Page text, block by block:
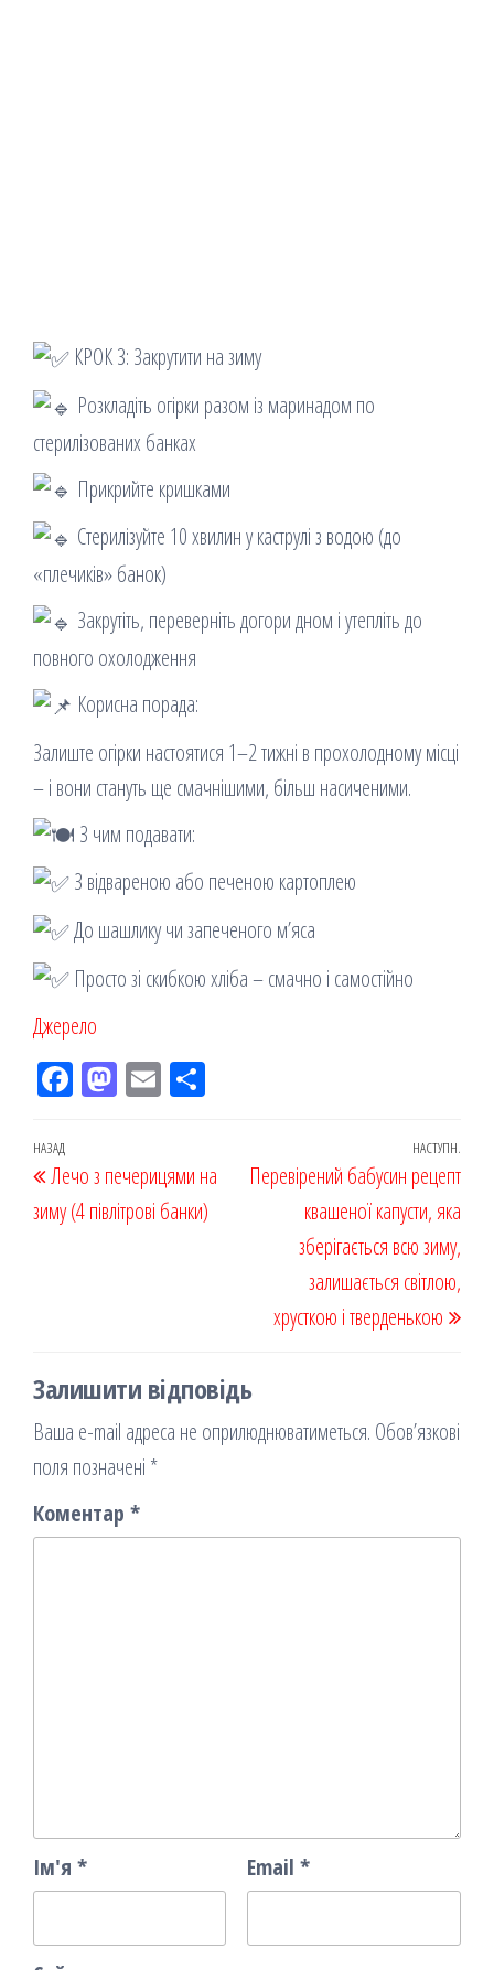
КРОК 3: Закрутити на зиму
Розкладіть огірки разом із маринадом по
стерилізованих банках
Прикрийте кришками
Стерилізуйте 10 хвилин у каструлі з водою (до
«плечиків» банок)
Закрутіть, переверніть догори дном і утепліть до
повного охолодження
Корисна порада:
Залиште огірки настоятися 1–2 тижні в прохолодному місці
– і вони стануть ще смачнішими, більш насиченими.
З чим подавати:
З відвареною або печеною картоплею
До шашлику чи запеченого м’яса
Просто зі скибкою хліба – смачно і самостійно
Джерело
Fac
k
M
on
Em
ис
я
Навігація
записів
Попередній
запис
НАЗАД
Лечо з печерицями на
зиму (4 півлітрові банки)
НАСТУПН.
Перевірений бабусин рецепт
квашеної капусти, яка
зберігається всю зиму,
залишається світлою,
хрусткою і тверденькою
Залишити відповідь
Ваша e-mail адреса не оприлюднюватиметься. Обов’язкові
поля позначені *
Коментар *
Ім'я * Email *